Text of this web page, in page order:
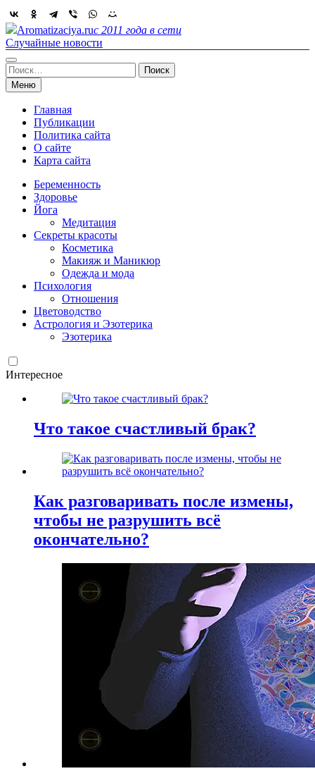
Skip
to
content
Aromatizaciya.ruс 2011 года в сети
Случайные новости
Найти:
Меню
Главная
Публикации
Политика сайта
О сайте
Карта сайта
Беременность
Здоровье
Йога
Медитация
Секреты красоты
Косметика
Макияж и Маникюр
Одежда и мода
Психология
Отношения
Цветоводство
Астрология и Эзотерика
Эзотерика
Интересное
Что такое счастливый брак?
Как разговаривать после измены,
чтобы не разрушить всё
окончательно?